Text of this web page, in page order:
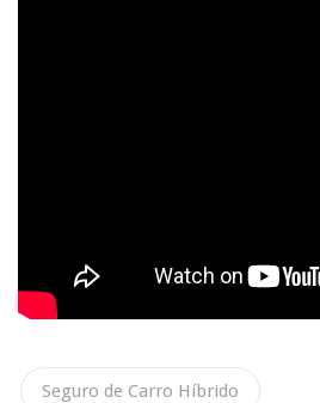
Seguro de Carro Híbrido